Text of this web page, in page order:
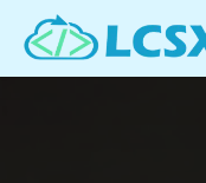
Se rendre au